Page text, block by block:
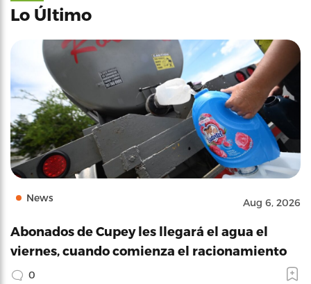
Lo Último
News Aug 6, 2026
Abonados de Cupey les llegará el agua el
viernes, cuando comienza el racionamiento
0